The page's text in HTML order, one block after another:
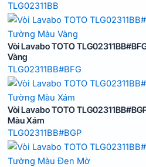
TLG02311BB
Vòi Lavabo TOTO
Vàng
TLG02311BB#BFG
Vòi Lavabo TOTO
Màu Xám
TLG02311BB#BGP